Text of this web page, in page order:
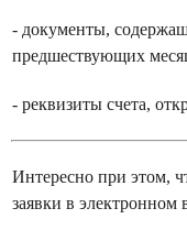
- документы,
предшествующих
- реквизиты счета,
Интересно при этом,
заявки в